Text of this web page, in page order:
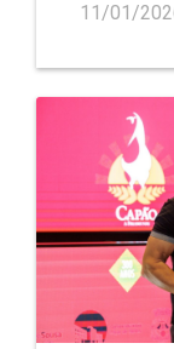
11/01/